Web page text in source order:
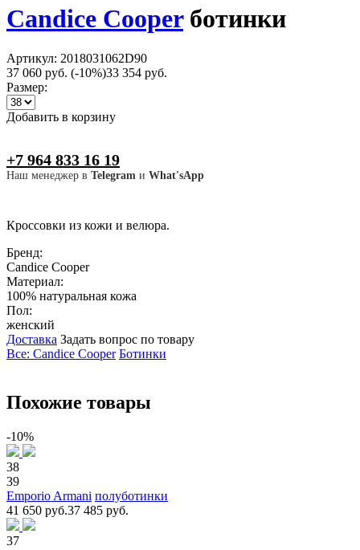
Candice Cooperботинки
Артикул: 2018031062D90
37 060 руб. (-10%)33 354 руб.
Размер:
Добавить в корзину
+7 964 833 16 19
Наш менеджер в Telegram и What'sApp
Кроссовки из кожи и велюра.
Бренд:
Candice Cooper
Материал:
100% натуральная кожа
Пол:
женский
Доставка Задать вопрос по товару
Все: Candice Cooper Ботинки
Похожие товары
-10%
38
39
Emporio Armani полуботинки
41 650 руб.37 485 руб.
37